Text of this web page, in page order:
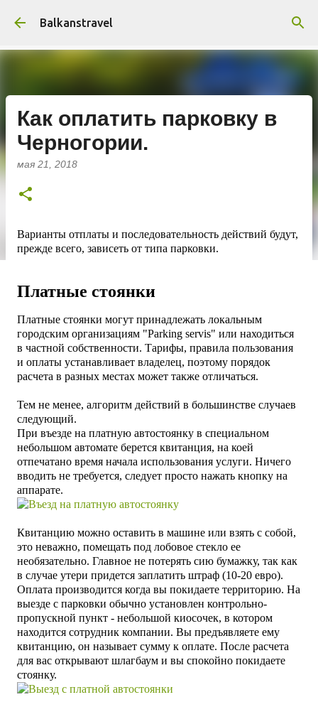
К основному контенту
Balkanstravel
Как оплатить парковку в
Черногории.
мая 21, 2018
Варианты отплаты и последовательность действий будут,
прежде всего, зависеть от типа парковки.
Платные стоянки
Платные стоянки могут принадлежать локальным
городским организациям "Parking servis" или находиться
в частной собственности. Тарифы, правила пользования
и оплаты устанавливает владелец, поэтому порядок
расчета в разных местах может также отличаться.
Тем не менее, алгоритм действий в большинстве случаев
следующий.
При въезде на платную автостоянку в специальном
небольшом автомате берется квитанция, на коей
отпечатано время начала использования услуги. Ничего
вводить не требуется, следует просто нажать кнопку на
аппарате.
Квитанцию можно оставить в машине или взять с собой,
это неважно, помещать под лобовое стекло ее
необязательно. Главное не потерять сию бумажку, так как
в случае утери придется заплатить штраф (10-20 евро).
Оплата производится когда вы покидаете территорию. На
выезде с парковки обычно установлен контрольно-
пропускной пункт - небольшой киосочек, в котором
находится сотрудник компании. Вы предъявляете ему
квитанцию, он называет сумму к оплате. После расчета
для вас открывают шлагбаум и вы спокойно покидаете
стоянку.